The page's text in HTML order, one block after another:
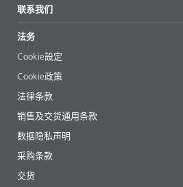
地区和分销商
展会和活动
成功案例
EcoVadis
认证
起始配方
文章
电子书
法规事务
助剂指南 App
视频
下载
联系我们
法务
Cookie設定
Cookie政策
法律条款
销售及交货通用条款
数据隐私声明
采购条款
交货